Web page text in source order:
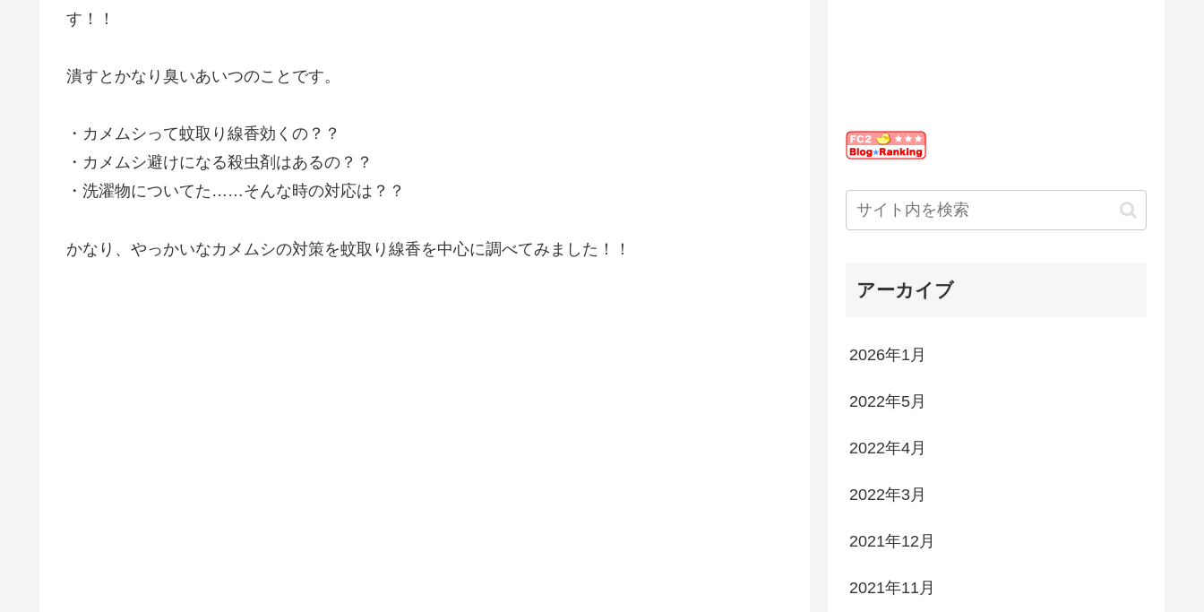
す！！
潰すとかなり臭いあいつのことです。
・カメムシって蚊取り線香効くの？？
・カメムシ避けになる殺虫剤はあるの？？
・洗濯物についてた……そんな時の対応は？？
かなり、やっかいなカメムシの対策を蚊取り線香を中心に調べてみました！！
アーカイブ
2026年1月
2022年5月
2022年4月
2022年3月
2021年12月
2021年11月